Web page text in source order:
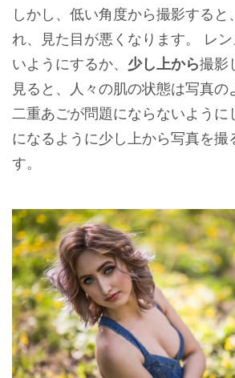
しかし、低い角度から撮影すると
れ、見た目が悪くなります。 レ
いようにするか、 少し上から撮影
見ると、人々の肌の状態は写真の
二重あごが問題にならないように
になるように少し上から写真を撮
す。